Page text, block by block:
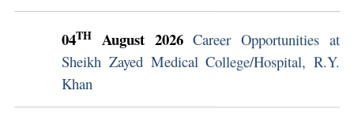
Sheikh Zayed Medical College/Hospital, R.Y.
Khan